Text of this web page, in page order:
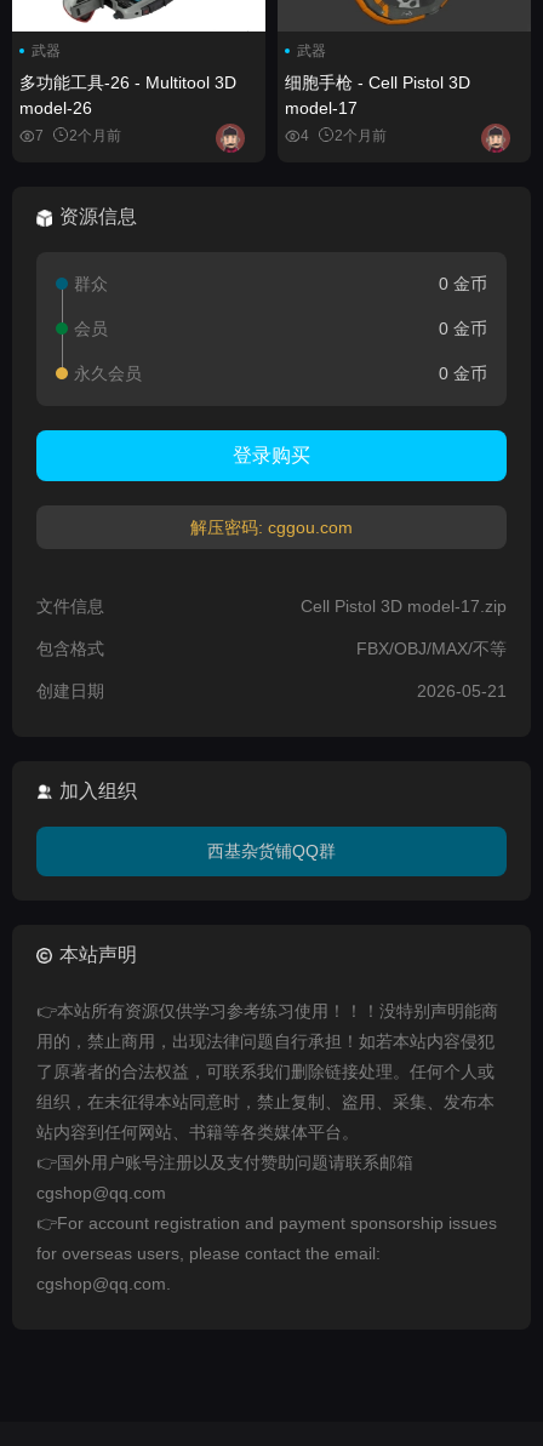
武器
多功能工具-26 - Multitool 3D
model-26
7 2个月前
武器
细胞手枪 - Cell Pistol 3D
model-17
4 2个月前
资源信息
群众 0 金币
会员 0 金币
永久会员 0 金币
登录购买
解压密码: cggou.com
文件信息 Cell Pistol 3D model-17.zip
包含格式 FBX/OBJ/MAX/不等
创建日期 2026-05-21
加入组织
西基杂货铺QQ群
本站声明
👉本站所有资源仅供学习参考练习使用！！！没特别声明能商
用的，禁止商用，出现法律问题自行承担！如若本站内容侵犯
了原著者的合法权益，可联系我们删除链接处理。任何个人或
组织，在未征得本站同意时，禁止复制、盗用、采集、发布本
站内容到任何网站、书籍等各类媒体平台。
👉国外用户账号注册以及支付赞助问题请联系邮箱
cgshop@qq.com
👉For account registration and payment sponsorship issues
for overseas users, please contact the email:
cgshop@qq.com.